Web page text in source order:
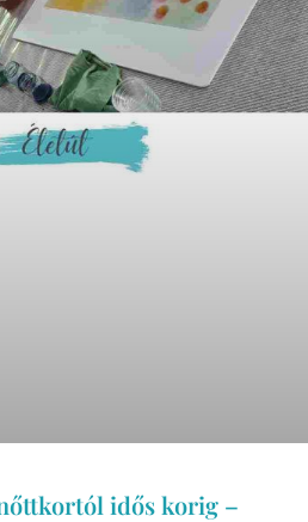
idős korig –